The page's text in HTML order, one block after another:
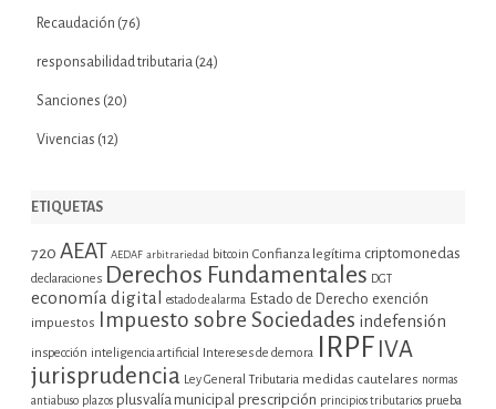
Recaudación (76)
responsabilidad tributaria (24)
Sanciones (20)
Vivencias (12)
ETIQUETAS
720 AEAT AEDAF arbitrariedad bitcoin Confianza legítima criptomonedas
declaraciones Derechos Fundamentales DGT
economía digital estado de alarma Estado de Derecho exención
impuestos Impuesto sobre Sociedades indefensión
inspección inteligencia artificial Intereses de demora IRPF IVA
jurisprudencia Ley General Tributaria medidas cautelares normas
antiabuso plazos plusvalía municipal prescripción principios tributarios prueba